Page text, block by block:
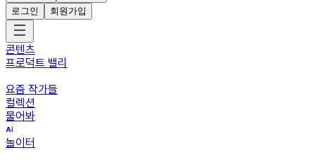
로그인
회원가입
콘텐츠
프로덕트 밸리
요즘 작가들
컬렉션
물어봐
놀이터